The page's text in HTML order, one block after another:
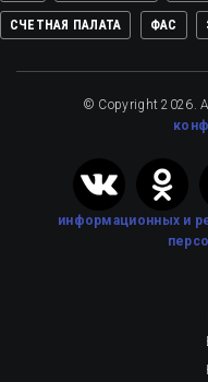
СЧЕТНАЯ ПАЛАТА ФАС
© Copyright 2026.
информационных и